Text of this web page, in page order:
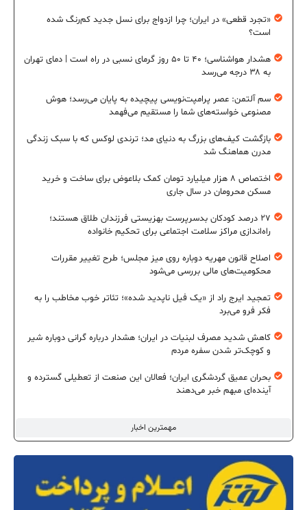
مهمترین اخبار
«تجرد قطعی» در ایران؛ چرا ازدواج برای نسل جدید کم‌رنگ شده
است؟
هشدار هواشناسی؛ ۴۰ تا ۵۰ روز گرمای نسبی در راه است | دمای تهران
به ۳۸ درجه می‌رسد
سم آلتمن: عصر پرامپت‌نویسی پیچیده به پایان می‌رسد؛ هوش
مصنوعی خواسته‌های شما را مستقیم می‌فهمد
بازگشت کیف‌های بزرگ به دنیای مد؛ ترندی لوکس که با سبک زندگی
مدرن هماهنگ شد
اختصاص ۸ هزار میلیارد تومان کمک بلاعوض برای ساخت و خرید
مسکن محرومان در سال جاری
۲۷ درصد کودکان بدسرپرست بهزیستی فرزندان طلاق هستند؛
راه‌اندازی مراکز سلامت اجتماعی برای تحکیم خانواده
اصلاح قانون مهریه دوباره روی میز مجلس؛ طرح تغییر مقررات
محکومیت‌های مالی بررسی می‌شود
تمجید ایرج راد از «یک فیل ناپدید شده»؛ تئاتر خوب مخاطب را به
فکر فرو می‌برد
کاهش شدید مصرف لبنیات در ایران؛ هشدار درباره گرانی دوباره شیر
و کوچک‌تر شدن سفره مردم
بحران عمیق گردشگری ایران؛ فعالان این صنعت از تعطیلی گسترده و
آینده‌ای مبهم خبر می‌دهند